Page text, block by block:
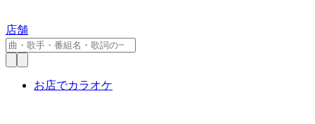
店舗
お店でカラオケ